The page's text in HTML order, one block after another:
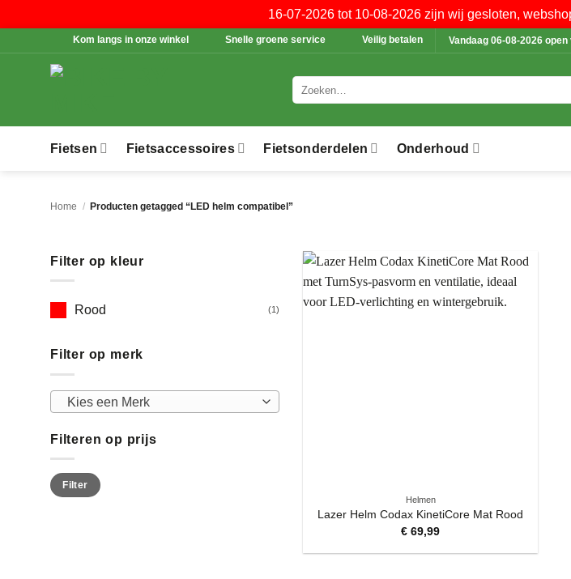
16-07-2026 tot 10-08-2026 zijn wij gesloten,
naar
Kom langs in onze winkel Snelle groene service Veilig betalen Vandaag 06-08-2026
Zoeken
naar:
Fietsen Fietsaccessoires Fietsonderdelen Onderhoud
Home / Producten getagged “LED helm compatibel”
Filter op kleur
Rood (1)
Filter op merk
Kies een Merk
Filteren op prijs
Min.
prijs
Max.
prijsFilter
Helmen
Lazer Helm Codax KinetiCore Mat Rood
€ 69,99